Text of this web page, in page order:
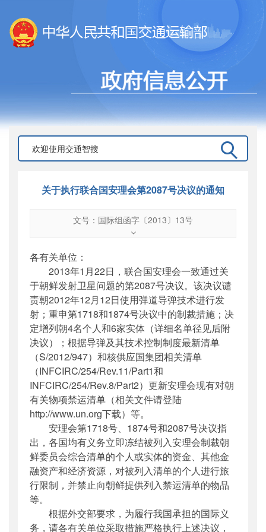
关于执行联合国安理会第2087号决议的通知
文号：国际组函字〔2013〕13号
国际组函字〔2013〕13号
公开日期 ：
主题词： 联合国安理会;决议;执行;通知;2087
号;卫星
机构分类 ：国际合作司
主题分类： 其他
公文类型：部函
各有关单位：
2013年1月22日，联合国安理会一致通过关
于朝鲜发射卫星问题的第2087号决议。该决议谴
责朝2012年12月12日使用弹道导弹技术进行发
射；重申第1718和1874号决议中的制裁措施；决
定增列朝4名个人和6家实体（详细名单径见后附
决议）；根据导弹及其技术控制制度最新清单
（S/2012/947）和核供应国集团相关清单
（INFCIRC/254/Rev.11/Part1和
INFCIRC/254/Rev.8/Part2）更新安理会现有对朝
有关物项禁运清单（相关文件请登陆
http://www.un.org下载）等。
安理会第1718号、1874号和2087号决议指
出，各国均有义务立即冻结被列入安理会制裁朝
鲜委员会综合清单的个人或实体的资金、其他金
融资产和经济资源，对被列入清单的个人进行旅
行限制，并禁止向朝鲜提供列入禁运清单的物品
等。
根据外交部要求，为履行我国承担的国际义
务，请各有关单位采取措施严格执行上述决议，